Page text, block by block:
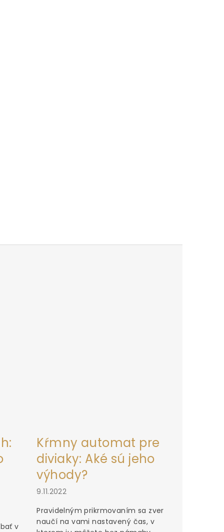
v
Kŕmny automat pre
diviaky: Aké sú jeho
výhody?
9.11.2022
Pravidelným prikrmovaním sa zver
naučí na vami nastavený čas, v